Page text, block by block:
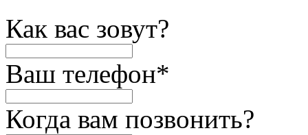
Как вас зовут?
Ваш телефон*
Когда вам позвонить?